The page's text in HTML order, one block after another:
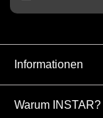
Informationen
Warum INSTAR?